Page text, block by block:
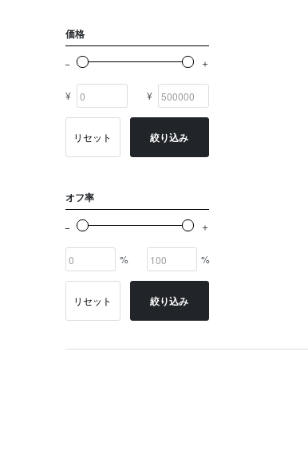
価格
¥ ¥
リセット 絞り込み
オフ率
% %
リセット 絞り込み